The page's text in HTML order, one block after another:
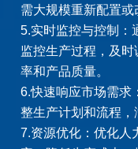
需大规模重新配置或
5.实时监控与控制：
监控生产过程，及
率和产品质量。
6.快速响应市场需求
整生产计划和流程，
7.资源优化：优化人